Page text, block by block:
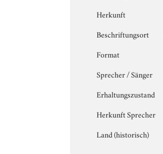
Herkunft
Beschriftungsort
Format
Sprecher / Sänger
Erhaltungszustand
Herkunft Sprecher
Land (historisch)